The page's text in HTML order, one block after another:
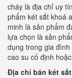
cháy là địa chỉ uy
phẩm két sắt khoá
minh là sản phẩm
lựa chọn là sản
dụng trong gia
cao su cố định
Địa chỉ bán két